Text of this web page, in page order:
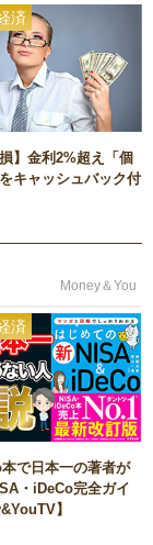
済
】金利2%超え「個
キャッシュバック付
済
Money＆You
で日本一の著者が
・iDeCo完全ガイ
】